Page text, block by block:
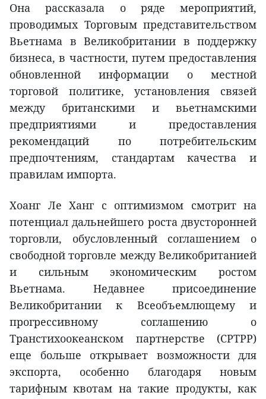
Она рассказала о ряде мероприятий,
проводимых Торговым представительством
Вьетнама в Великобритании в поддержку
бизнеса, в частности, путем предоставления
обновленной информации о местной
торговой политике, установления связей
между британскими и вьетнамскими
предприятиями и предоставления
рекомендаций по потребительским
предпочтениям, стандартам качества и
правилам импорта.
Хоанг Ле Ханг с оптимизмом смотрит на
потенциал дальнейшего роста двусторонней
торговли, обусловленный соглашением о
свободной торговле между Великобританией
и сильным экономическим ростом
Вьетнама. Недавнее присоединение
Великобритании к Всеобъемлющему и
прогрессивному соглашению о
Транстихоокеанском партнерстве (CPTPP)
еще больше открывает возможности для
экспорта, особенно благодаря новым
тарифным квотам на такие продукты, как